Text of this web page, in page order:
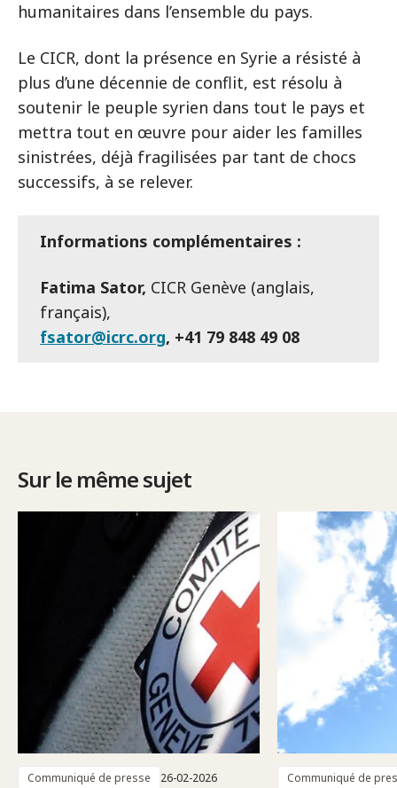
humanitaires dans l’ensemble du pays.
Le CICR, dont la présence en Syrie a résisté à
plus d’une décennie de conflit, est résolu à
soutenir le peuple syrien dans tout le pays et
mettra tout en œuvre pour aider les familles
sinistrées, déjà fragilisées par tant de chocs
successifs, à se relever.
Informations complémentaires :
Fatima Sator, CICR Genève (anglais,
français),
fsator@icrc.org, +41 79 848 49 08
Sur le même sujet
Communiqué de presse 26-02-2026 Communiqué de